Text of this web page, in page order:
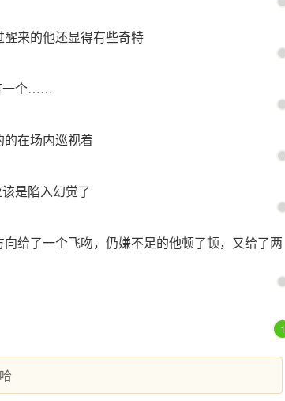
来的他还显得有些奇特
一个……
在场内巡视着
是陷入幻觉了
给了一个飞吻，仍嫌不足的他顿了顿，又给了两
1